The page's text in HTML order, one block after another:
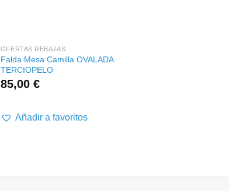
OFERTAS REBAJAS
Falda Mesa Camilla OVALADA
TERCIOPELO
85,00 €
Añadir a favoritos